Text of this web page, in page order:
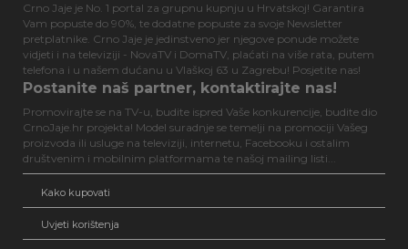
Crno Jaje je No. 1 portal za grupnu kupnju u Hrvatskoj! Garantira
Vam popuste do 90%, te dodatne popuste za svoje Newsletter
pretplatnike. Crno Jaje je jedinstveno jer njegove ponude možete
vidjeti i na televiziji - NovaTV i DomaTV, plaćati na više rata, putem
telefona i u našem dućanu u Vlaškoj 63 u Zagrebu! Posjetite nas!
Postanite naš partner, kontaktirajte nas!
Promovirajte se na TV-u, budite ispred Vaše konkurencije, budite dio
CrnoJaje.hr projekta! Model suradnje se temelji na promociji Vašeg
proizvoda ili usluge na televiziji, internetu, Facebooku i ostalim
društvenim i mobilnim platformama te našoj mailing listi...
Kako kupovati
Uvjeti korištenja